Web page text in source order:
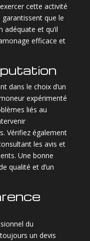
cette activité
que le
et qu’il
efficace et
dans le choix d’un
expérimenté
liés au
Vérifiez également
les avis et
Une bonne
qualité et d’un
du
un devis